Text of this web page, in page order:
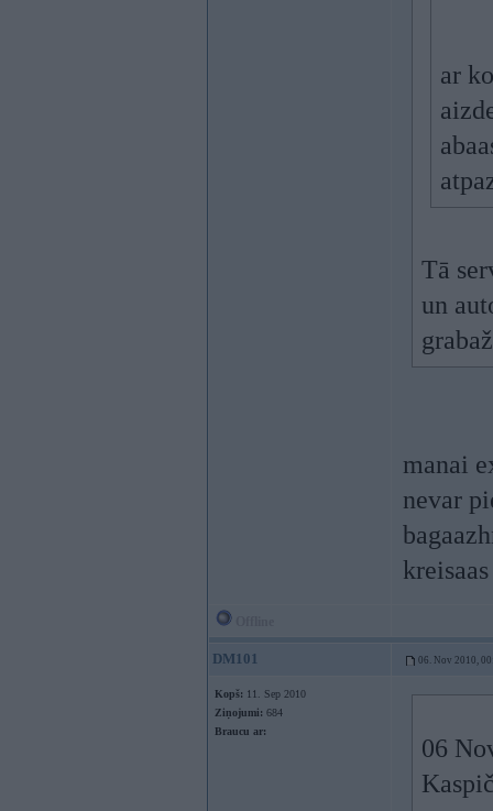
ar
Tā
un
manai
nevar
DM101 06. Nov 2010,
Kopš: 11. Sep 2010
Ziņojumi: 684
Braucu ar:
06